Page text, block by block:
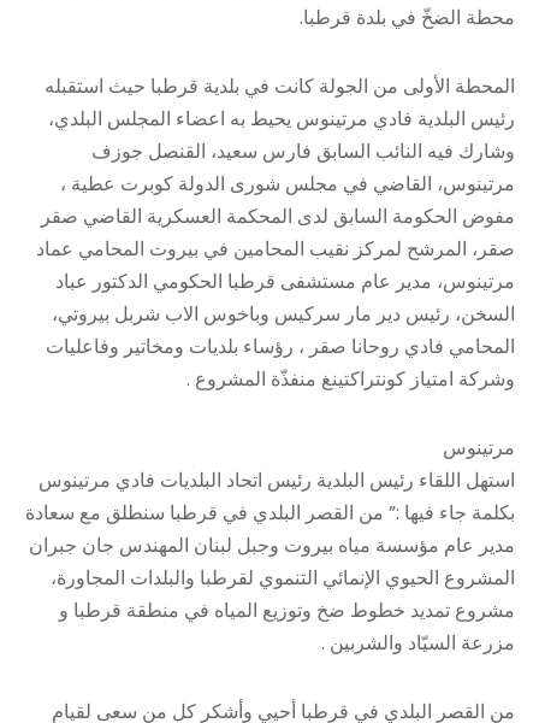
محطة الضخّ في بلدة قرطبا.
المحطة الأولى من الجولة كانت في بلدية قرطبا حيث استقبله
رئيس البلدية فادي مرتينوس يحيط به اعضاء المجلس البلدي،
وشارك فيه النائب السابق فارس سعيد، القنصل جوزف
مرتينوس، القاضي في مجلس شورى الدولة كوبرت عطية ،
مفوض الحكومة السابق لدى المحكمة العسكرية القاضي صقر
صقر، المرشح لمركز نقيب المحامين في بيروت المحامي عماد
مرتينوس، مدير عام مستشفى قرطبا الحكومي الدكتور عباد
السخن، رئيس دير مار سركيس وباخوس الاب شربل بيروتي،
المحامي فادي روحانا صقر ، رؤساء بلديات ومخاتير وفاعليات
وشركة امتياز كونتراكتينغ منفذّة المشروع .
مرتينوس
استهل اللقاء رئيس البلدية رئيس اتحاد البلديات فادي مرتينوس
بكلمة جاء فيها :” من القصر البلدي في قرطبا سنطلق مع سعادة
مدير عام مؤسسة مياه بيروت وجبل لبنان المهندس جان جبران
المشروع الحيوي الإنمائي التنموي لقرطبا والبلدات المجاورة،
مشروع تمديد خطوط ضخ وتوزيع المياه في منطقة قرطبا و
مزرعة السيّاد والشربين .
من القصر البلدي في قرطبا أحيي وأشكر كل من سعى لقيام